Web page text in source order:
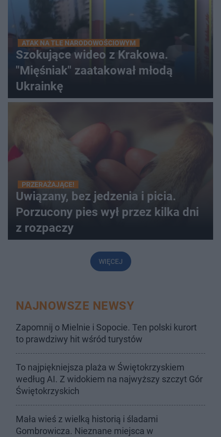
ATAK NA TLE NARODOWOŚCIOWYM
Szokujące wideo z Krakowa.
"Mięśniak" zaatakował młodą
Ukrainkę
PRZERAŻAJĄCE!
Uwiązany, bez jedzenia i picia.
Porzucony pies wył przez kilka dni
z rozpaczy
WIĘCEJ
NAJNOWSZE NEWSY
Zapomnij o Mielnie i Sopocie. Ten polski kurort
to prawdziwy hit wśród turystów
To najpiękniejsza plaża w Świętokrzyskiem
według AI. Z widokiem na najwyższy szczyt Gór
Świętokrzyskich
Mała wieś z wielką historią i śladami
Gombrowicza. Nieznane miejsca w